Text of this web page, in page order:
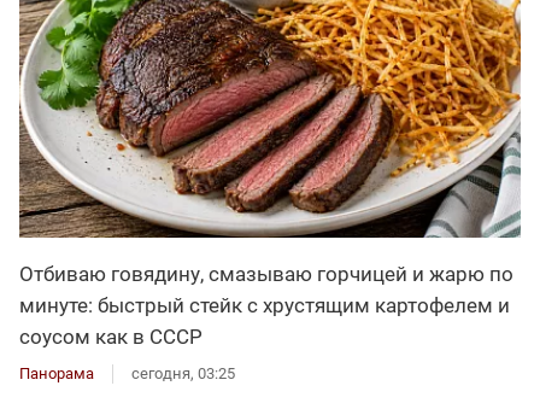
Отбиваю говядину, смазываю горчицей и жарю по
минуте: быстрый стейк с хрустящим картофелем и
соусом как в СССР
Панорама сегодня, 03:25